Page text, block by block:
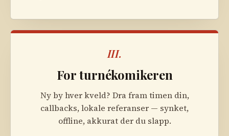
III.
For turnékomikeren
Ny by hver kveld? Dra fram timen din,
callbacks, lokale referanser — synket,
offline, akkurat der du slapp.